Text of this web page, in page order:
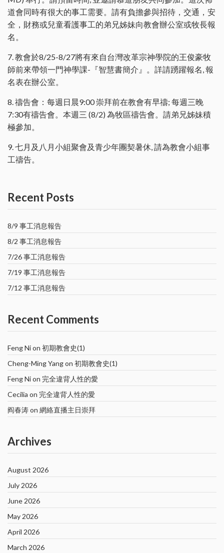
道會同時有很大的事工需要。請有負擔參與招待，交通，安
全，財務或兒童看護事工的弟兄姊妹向教會辦公室或牧長報
名。
7. 教會於8/25-8/27將有來自台灣改革宗神學院的王俊豪牧
師前來帶領一門神學課-『智慧書簡介』。詳請踴躍報名, 報
名表在辦公室。
8. 禱告會：每週日晨9:00 崇拜前在教會有早禱; 每週三晚
7:30有禱告會。本週三 (8/2) 為牧區禱告會。請弟兄姊妹積
極參加。
9. 七月及八月小組聚會及青少年團契暑休, 請為教會小組事
工禱告。
Recent Posts
8/9 事工消息報告
8/2 事工消息報告
7/26 事工消息報告
7/19 事工消息報告
7/12 事工消息報告
Recent Comments
Feng Nion 初期教會史(1)
Cheng-Ming Yangon 初期教會史(1)
Feng Nion 完全違背人性的愛
Cecilia on 完全違背人性的愛
阎春涛on 網絡直播主日崇拜
Archives
August 2026
July 2026
June 2026
May 2026
April 2026
March 2026